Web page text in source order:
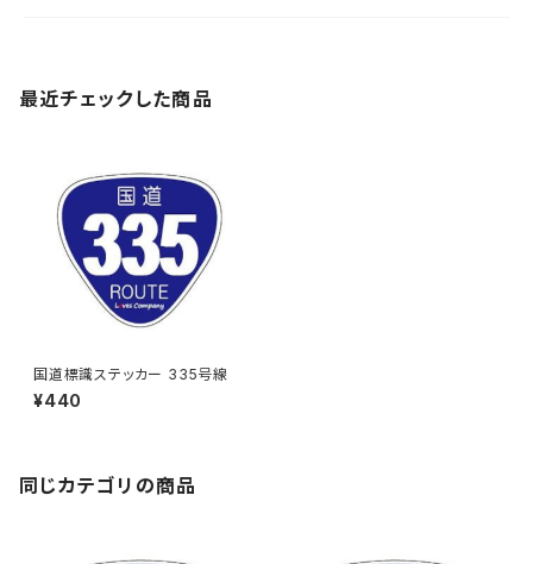
最近チェックした商品
国道標識ステッカー 335号線
¥440
同じカテゴリの商品